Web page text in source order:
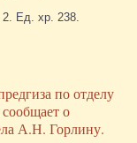
Ед. хр. 238.
по отделу
о
А.Н. Горлину.